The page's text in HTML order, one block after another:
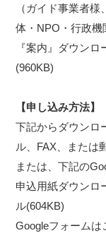
（ガイド事業者
体・NPO・行政機
『案内』ダウン
(960KB)
【申し込み方法】
下記からダウンロ
ル、FAX、または
または、下記の
申込用紙ダウン
ル(604KB)
Googleフォーム